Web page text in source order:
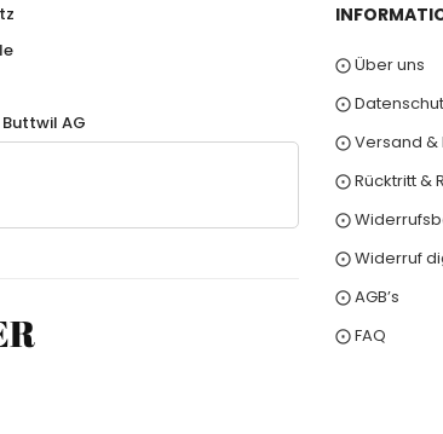
AG
⨀ Über uns
⨀
⨀ Versand &
⨀ Rücktritt &
⨀
⨀ Widerruf
⨀ AGB’s
⨀ FAQ